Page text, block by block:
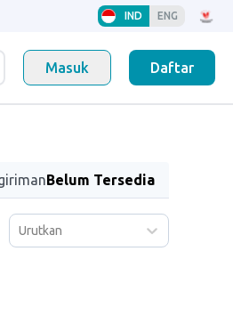
IND ENG
Masuk Daftar
Belum Tersedia
Urutkan